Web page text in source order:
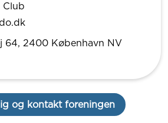
Club
64, 2400København NV
og kontakt foreningen